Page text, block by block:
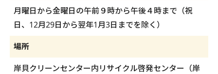
月曜日から金曜日の午前９時から午後４時まで（祝
日、12月29日から翌年1月3日までを除く）
場所
岸貝クリーンセンター内リサイクル啓発センター（岸